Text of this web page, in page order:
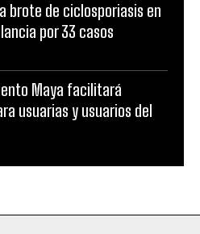
brote de ciclosporiasis en
por 33 casos
Maya facilitará
usuarias y usuarios del